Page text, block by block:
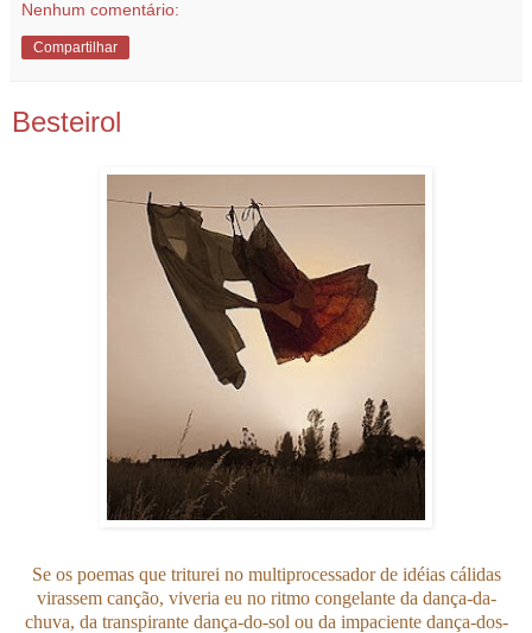
Nenhum comentário:
Compartilhar
Besteirol
Se os poemas que triturei no multiprocessador de idéias cálidas
virassem canção, viveria eu no ritmo congelante da dança-da-
chuva, da transpirante dança-do-sol ou da impaciente dança-dos-